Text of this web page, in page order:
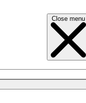
Close menu